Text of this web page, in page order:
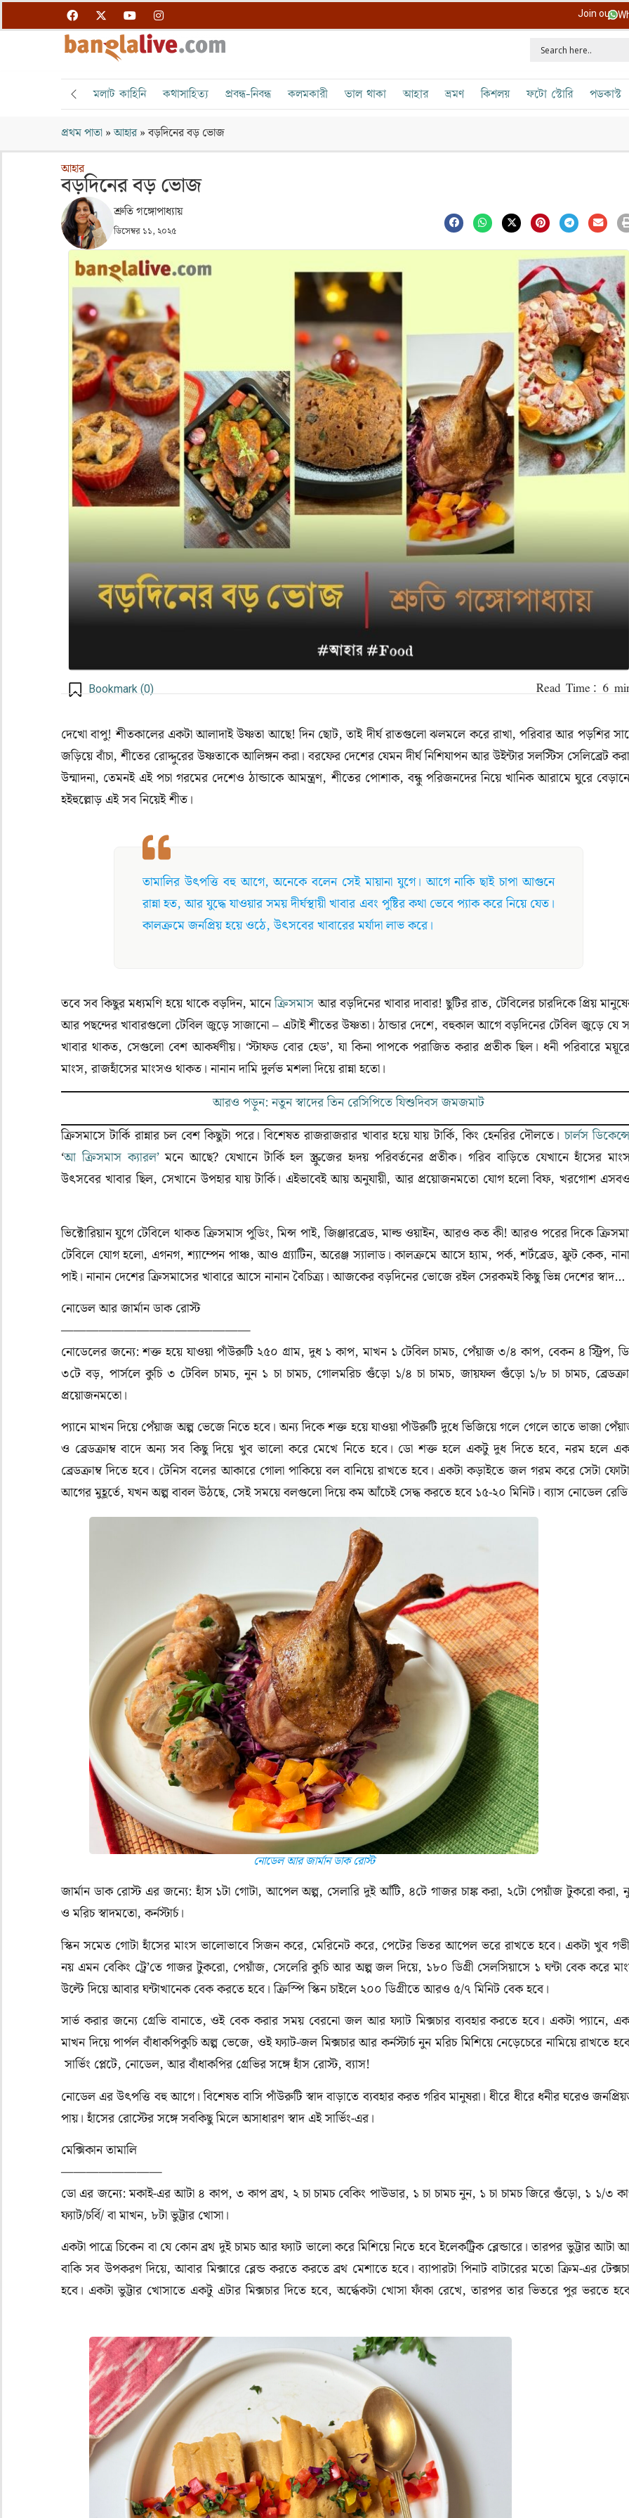
Join our
মলাট কাহিনি কথাসাহিত্য প্রবন্ধ-নিবন্ধ কলমকারী ভাল থাকা আহার ভ্রমণ কিশলয় ফটো স্টোরি পডকাস্ট
প্রথম পাতা »আহার»বড়দিনের বড় ভোজ
আহার
বড়দিনের বড় ভোজ
শ্রুতি গঙ্গোপাধ্যায়
ডিসেম্বর ১১, ২০২৫
Bookmark (0)
দেখো বাপু! শীতকালের একটা আলাদাই উষ্ণতা আছে! দিন ছোট, তাই দীর্ঘ রাতগুলো ঝলমলে করে রাখা, পরিবার আর পড়শির
জড়িয়ে বাঁচা, শীতের রোদ্দুরের উষ্ণতাকে আলিঙ্গন করা। বরফের দেশের যেমন দীর্ঘ নিশিযাপন আর উইন্টার সলস্টিস সেলিব্রেট
উন্মাদনা, তেমনই এই পচা গরমের দেশেও ঠান্ডাকে আমন্ত্রণ, শীতের পোশাক, বন্ধু পরিজনদের নিয়ে খানিক আরামে ঘুরে
হইহুল্লোড় এই সব নিয়েই শীত।
তামালির উৎপত্তি বহু আগে, অনেকে বলেন সেই মায়ানা যুগে। আগে নাকি ছাই চাপা আগুনে
রান্না হত, আর যুদ্ধে যাওয়ার সময় দীর্ঘস্থায়ী খাবার এবং পুষ্টির কথা ভেবে প্যাক করে নিয়ে যেত।
কালক্রমে জনপ্রিয় হয়ে ওঠে, উৎসবের খাবারের মর্যাদা লাভ করে।
তবে সব কিছুর মধ্যমণি হয়ে থাকে বড়দিন, মানেক্রিসমাসআর বড়দিনের খাবার দাবার! ছুটির রাত, টেবিলের চারদিকে প্রিয়
আর পছন্দের খাবারগুলো টেবিল জুড়ে সাজানো – এটাই শীতের উষ্ণতা। ঠান্ডার দেশে, বহুকাল আগে বড়দিনের টেবিল জুড়ে যে
খাবার থাকত, সেগুলো বেশ আকর্ষণীয়। ‘স্টাফড বোর হেড’, যা কিনা পাপকে পরাজিত করার প্রতীক ছিল। ধনী পরিবারে
মাংস, রাজহাঁসের মাংসও থাকত। নানান দামি দুর্লভ মশলা দিয়ে রান্না হতো।
আরও পড়ুন: নতুন স্বাদের তিন রেসিপিতে যিশুদিবস জমজমাট
ক্রিসমাসে টার্কি রান্নার চল বেশ কিছুটা পরে। বিশেষত রাজরাজরার খাবার হয়ে যায় টার্কি, কিং হেনরির দৌলতে।চার্লস
‘আ ক্রিসমাস ক্যারল’মনে আছে? যেখানে টার্কি হল স্ক্রুজের হৃদয় পরিবর্তনের প্রতীক। গরিব বাড়িতে যেখানে হাঁসের
উৎসবের খাবার ছিল, সেখানে উপহার যায় টার্কি। এইভাবেই আয় অনুযায়ী, আর প্রয়োজনমতো যোগ হলো বিফ, খরগোশ
ভিক্টোরিয়ান যুগে টেবিলে থাকত ক্রিসমাস পুডিং, মিন্স পাই, জিঞ্জারব্রেড, মাল্ড ওয়াইন, আরও কত কী! আরও পরের দিকে
টেবিলে যোগ হলো, এগনগ, শ্যাম্পেন পাঞ্চ, আও গ্র্যাটিন, অরেঞ্জ স্যালাড। কালক্রমে আসে হ্যাম, পর্ক, শর্টব্রেড, ফ্রুট কেক,
পাই। নানান দেশের ক্রিসমাসের খাবারে আসে নানান বৈচিত্র্য। আজকের বড়দিনের ভোজে রইল সেরকমই কিছু ভিন্ন দেশের স্বাদ…
নোডেল আর জার্মান ডাক রোস্ট
———————————————
নোডেলের জন্যে: শক্ত হয়ে যাওয়া পাঁউরুটি ২৫০ গ্রাম, দুধ ১ কাপ, মাখন ১ টেবিল চামচ, পেঁয়াজ ৩/৪ কাপ, বেকন ৪ স্ট্রিপ,
৩টে বড়, পার্সলে কুচি ৩ টেবিল চামচ, নুন ১ চা চামচ, গোলমরিচ গুঁড়ো ১/৪ চা চামচ, জায়ফল গুঁড়ো ১/৮ চা চামচ,
প্রয়োজনমতো।
প্যানে মাখন দিয়ে পেঁয়াজ অল্প ভেজে নিতে হবে। অন্য দিকে শক্ত হয়ে যাওয়া পাঁউরুটি দুধে ভিজিয়ে গলে গেলে তাতে ভাজা
ও ব্রেডক্রাম্ব বাদে অন্য সব কিছু দিয়ে খুব ভালো করে মেখে নিতে হবে। ডো শক্ত হলে একটু দুধ দিতে হবে, নরম হলে
ব্রেডক্রাম্ব দিতে হবে। টেনিস বলের আকারে গোলা পাকিয়ে বল বানিয়ে রাখতে হবে। একটা কড়াইতে জল গরম করে সেটা
আগের মুহূর্তে, যখন অল্প বাবল উঠছে, সেই সময়ে বলগুলো দিয়ে কম আঁচেই সেদ্ধ করতে হবে ১৫-২০ মিনিট। ব্যাস নোডেল
নোডেল আর জার্মান ডাক রোস্ট
জার্মান ডাক রোস্ট এর জন্যে: হাঁস ১টা গোটা, আপেল অল্প, সেলারি দুই আঁটি, ৪টে গাজর চাঙ্ক করা, ২টো পেয়াঁজ টুকরো করা,
ও মরিচ স্বাদমতো, কর্নস্টার্চ।
স্কিন সমেত গোটা হাঁসের মাংস ভালোভাবে সিজন করে, মেরিনেট করে, পেটের ভিতর আপেল ভরে রাখতে হবে। একটা খুব
নয় এমন বেকিং ট্রে’তে গাজর টুকরো, পেয়াঁজ, সেলেরি কুচি আর অল্প জল দিয়ে, ১৮০ ডিগ্রী সেলসিয়াসে ১ ঘন্টা বেক করে
উল্টে দিয়ে আবার ঘন্টাখানেক বেক করতে হবে। ক্রিস্পি স্কিন চাইলে ২০০ ডিগ্রীতে আরও ৫/৭ মিনিট বেক হবে।
সার্ভ করার জন্যে গ্রেভি বানাতে, ওই বেক করার সময় বেরনো জল আর ফ্যাট মিক্সচার ব্যবহার করতে হবে। একটা প্যানে,
মাখন দিয়ে পার্পল বাঁধাকপিকুচি অল্প ভেজে, ওই ফ্যাট-জল মিক্সচার আর কর্নস্টার্চ নুন মরিচ মিশিয়ে নেড়েচেরে নামিয়ে রাখতে
সার্ভিং প্লেটে, নোডেল, আর বাঁধাকপির গ্রেভির সঙ্গে হাঁস রোস্ট, ব্যাস!
নোডেল এর উৎপত্তি বহু আগে। বিশেষত বাসি পাঁউরুটি স্বাদ বাড়াতে ব্যবহার করত গরিব মানুষরা। ধীরে ধীরে ধনীর ঘরেও
পায়। হাঁসের রোস্টের সঙ্গে সবকিছু মিলে অসাধারণ স্বাদ এই সার্ভিং-এর।
মেক্সিকান তামালি
————————
ডো এর জন্যে: মকাই-এর আটা ৪ কাপ, ৩ কাপ ব্রথ, ২ চা চামচ বেকিং পাউডার, ১ চা চামচ নুন, ১ চা চামচ জিরে গুঁড়ো, ১ ১/৩
ফ্যাট/চর্বি/ বা মাখন, ৮টা ভুট্টার খোসা।
একটা পাত্রে চিকেন বা যে কোন ব্রথ দুই চামচ আর ফ্যাট ভালো করে মিশিয়ে নিতে হবে ইলেকট্রিক ব্লেন্ডারে। তারপর ভুট্টার আটা
বাকি সব উপকরণ দিয়ে, আবার মিক্সারে ব্লেন্ড করতে করতে ব্রথ মেশাতে হবে। ব্যাপারটা পিনাট বাটারের মতো ক্রিম-এর
হবে। একটা ভুট্টার খোসাতে একটু এটার মিক্সচার দিতে হবে, অর্দ্ধেকটা খোসা ফাঁকা রেখে, তারপর তার ভিতরে পুর ভরতে